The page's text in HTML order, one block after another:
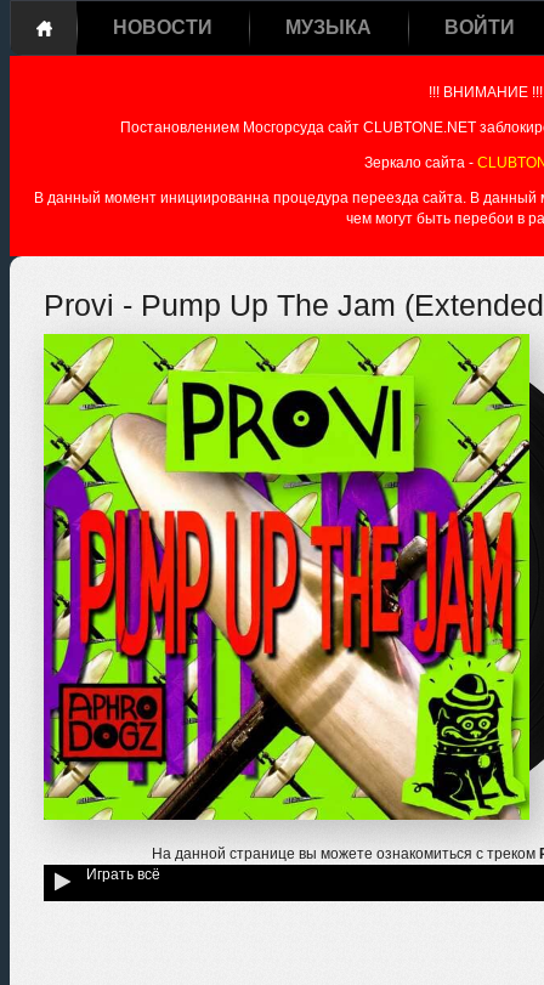
НОВОСТИ МУЗЫКА ВОЙТИ
!!! ВНИМАНИЕ !!!
Постановлением Мосгорсуда сайт CLUBTONE.NET
Зеркало сайта -
В данный момент инициированна процедура переезда сайта. В данный
чем могут быть перебои в
Provi - Pump Up The Jam
На данной странице вы можете ознакомиться с треком
Играть всё